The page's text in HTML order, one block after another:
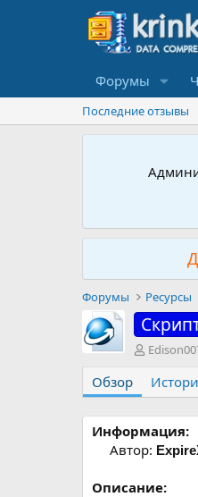
Форумы
Последние отзывы
Форумы Ресурсы
А
т
о
р
Обзор
Информация:
Автор:
Описание: